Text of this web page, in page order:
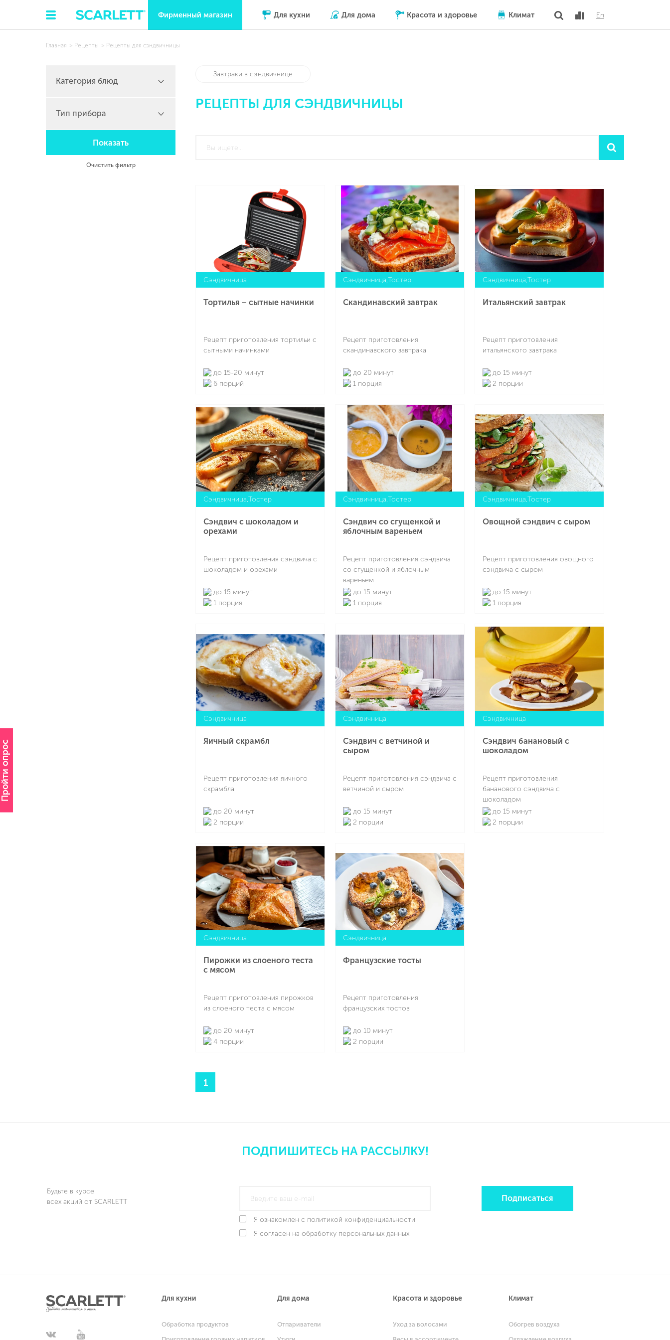
Фирменный магазин Для кухни Для дома Красота и здоровье Климат En
Пройти опрос
Главная Рецепты Рецепты для сэндвичницы
Категория блюд
Тип прибора
Показать
Очистить фильтр
Завтраки в сэндвичнице
РЕЦЕПТЫ ДЛЯ СЭНДВИЧНИЦЫ
Сэндвичница
Тортилья – сытные начинки
Рецепт приготовления тортильи с
сытными начинками
до 15-20 минут
6 порций
Сэндвичница,Тостер
Скандинавский завтрак
Рецепт приготовления
скандинавского завтрака
до 20 минут
1 порция
Подробнее
Сэндвичница,Тостер
Итальянский завтрак
Рецепт приготовления
итальянского завтрака
до 15 минут
2 порции
Сэндвичница,Тостер
Сэндвич с шоколадом и
орехами
Рецепт приготовления сэндвича с
шоколадом и орехами
до 15 минут
1 порция
Сэндвичница,Тостер
Сэндвич со сгущенкой и
яблочным вареньем
Рецепт приготовления сэндвича
со сгущенкой и яблочным
вареньем
до 15 минут
1 порция
Сэндвичница,Тостер
Овощной сэндвич с сыром
Рецепт приготовления овощного
сэндвича с сыром
до 15 минут
1 порция
Сэндвичница
Яичный скрамбл
Рецепт приготовления яичного
скрамбла
до 20 минут
2 порции
Сэндвичница
Сэндвич с ветчиной и
сыром
Рецепт приготовления сэндвича с
ветчиной и сыром
до 15 минут
2 порции
Сэндвичница
Сэндвич банановый с
шоколадом
Рецепт приготовления
бананового сэндвича с
шоколадом
до 15 минут
2 порции
Сэндвичница
Пирожки из слоеного теста
с мясом
Рецепт приготовления пирожков
из слоеного теста с мясом
до 20 минут
4 порции
Сэндвичница
Французские тосты
Рецепт приготовления
французских тостов
до 10 минут
2 порции
1
ПОДПИШИТЕСЬ НА РАССЫЛКУ!
Будьте в курсе
всех акций от SCARLETT
Я ознакомлен с политикой конфиденциальности
Я согласен на обработку персональных данных
Подписаться
Для кухни
Обработка продуктов
Для дома
Отпариватели
Красота и здоровье
Уход за волосами
Климат
Обогрев воздуха